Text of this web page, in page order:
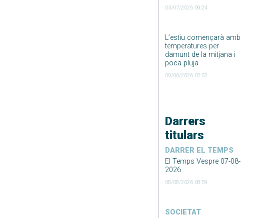
03/07/2026 09:24
L’estiu començarà amb
temperatures per
damunt de la mitjana i
poca pluja
09/06/2026 02:52
Darrers
titulars
DARRER EL TEMPS
El Temps Vespre 07-08-
2026
08/08/2026 08:59
SOCIETAT